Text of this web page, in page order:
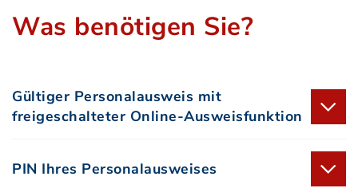
Was benötigen Sie?
Gültiger Personalausweis mit
freigeschalteter Online-Ausweisfunktion
PIN Ihres Personalausweises